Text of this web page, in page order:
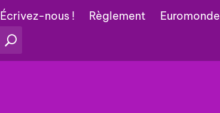
Écrivez-nous ! Règlement Euromonde